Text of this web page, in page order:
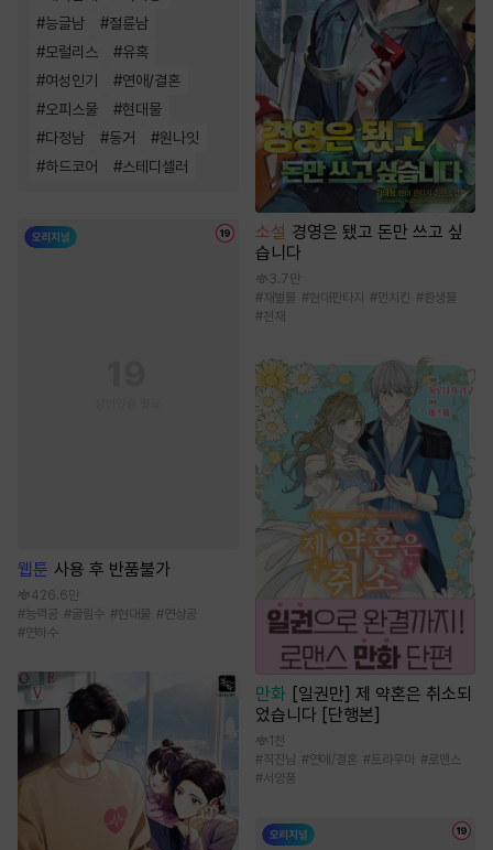
#능글남 #절륜남
#모럴리스 #유혹
#여성인기 #연애/결혼
#오피스물 #현대물
#다정남 #동거 #원나잇
#하드코어 #스테디셀러
웹툰 사용 후 반품불가
426.6만
#능력공 #굴림수 #현대물 #연상공
#연하수
소설 경영은 됐고 돈만 쓰고 싶
습니다
3.7만
#재벌물 #현대판타지 #먼치킨 #환생물
#천재
만화 [일권만] 제 약혼은 취소되
었습니다 [단행본]
1천
#직진남 #연애/결혼 #트라우마 #로맨스
#서양풍